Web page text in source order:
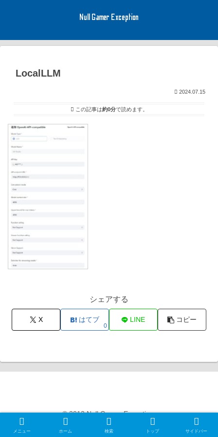
Null Gamer Exception
LocalLLM
2024.07.15
この記事は約0分で読めます。
シェアする
X はてブ
0
LINE コピー
© 2012 Null Gamer Exception.
メニュー ホーム 検索 トップ サイドバー